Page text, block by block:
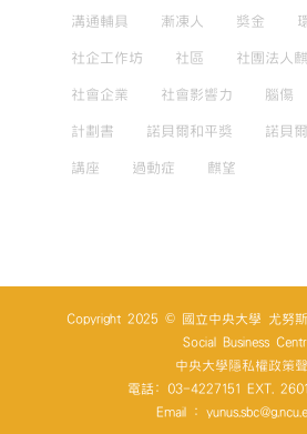
溝通輔具 漸凍人 獎金
社企工作坊 社區 社團法人
社會企業 社會影響力 腦傷
計劃書 諾貝爾和平獎 諾貝
講座 過動症 麒望
Copyright 2025 © 國立中央大學 尤努
Social Business
中央大學隱私權政策
電話: 03-4227151 EXT.
Email :